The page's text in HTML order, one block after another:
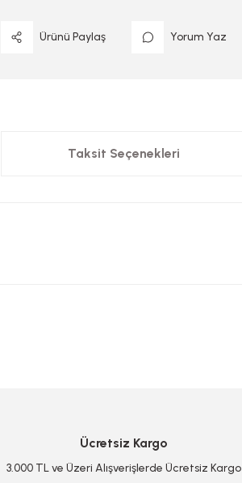
Ürünü Paylaş Yorum Yaz
Taksit Seçenekleri
Ücretsiz Kargo
3.000 TL ve Üzeri Alışverişlerde Ücretsiz Kargo